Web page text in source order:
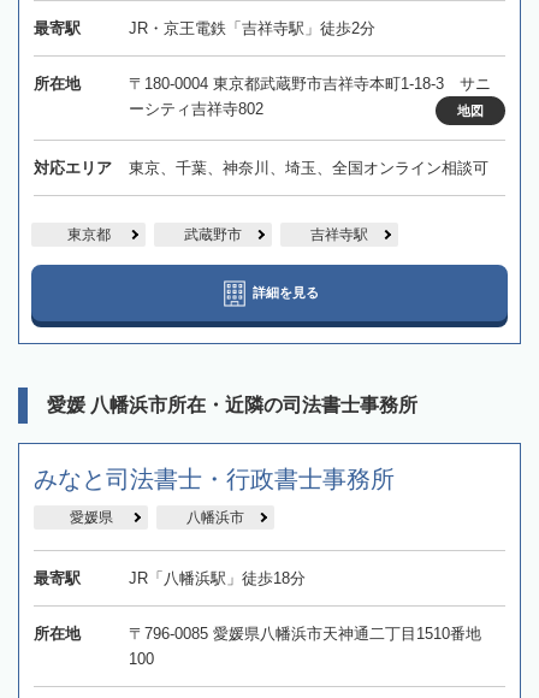
最寄駅 JR・京王電鉄「吉祥寺駅」徒歩2分
所在地
〒180-0004 東京都武蔵野市吉祥寺本町1-18-3 サニ
ーシティ吉祥寺802
地図
対応エリア 東京、千葉、神奈川、埼玉、全国オンライン相談可
東京都 武蔵野市 吉祥寺駅
詳細を見る
愛媛 八幡浜市所在・近隣の司法書士事務所
みなと司法書士・行政書士事務所
愛媛県 八幡浜市
最寄駅 JR「八幡浜駅」徒歩18分
所在地
〒796-0085 愛媛県八幡浜市天神通二丁目1510番地
100